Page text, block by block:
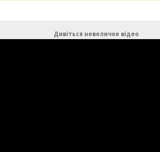
Дивіться невеличке відео